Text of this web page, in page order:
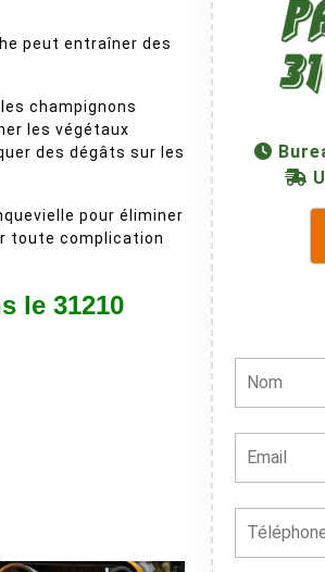
peut entraîner des
champignons
les végétaux
des dégâts sur les
pour éliminer
toute complication
le 31210